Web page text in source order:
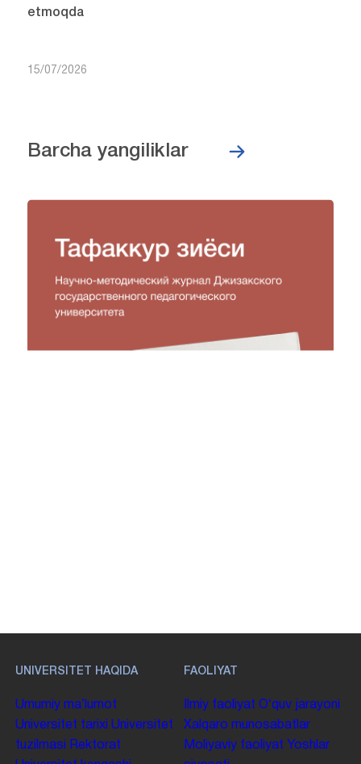
etmoqda
15/07/2026
Barcha yangiliklar
UNIVERSITET HAQIDA
Umumiy maʼlumot
Universitet tarixi Universitet
tuzilmasi
Rektorat
FAOLIYAT
Ilmiy faoliyat Oʻquv jarayoni
Xalqaro munosabatlar
Moliyaviy faoliyat Yoshlar